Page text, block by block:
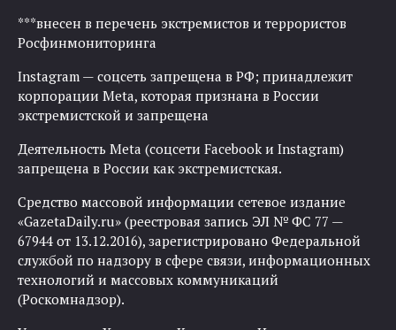
***внесен в перечень экстремистов и террористов
Росфинмониторинга
Instagram — соцсеть запрещена в РФ; принадлежит
корпорации Meta, которая признана в России
экстремистской и запрещена
Деятельность Meta (соцсети Facebook и Instagram)
запрещена в России как экстремистская.
Средство массовой информации сетевое издание
«GazetaDaily.ru» (реестровая запись ЭЛ № ФС 77 —
67944 от 13.12.2016), зарегистрировано Федеральной
службой по надзору в сфере связи, информационных
технологий и массовых коммуникаций
(Роскомнадзор).